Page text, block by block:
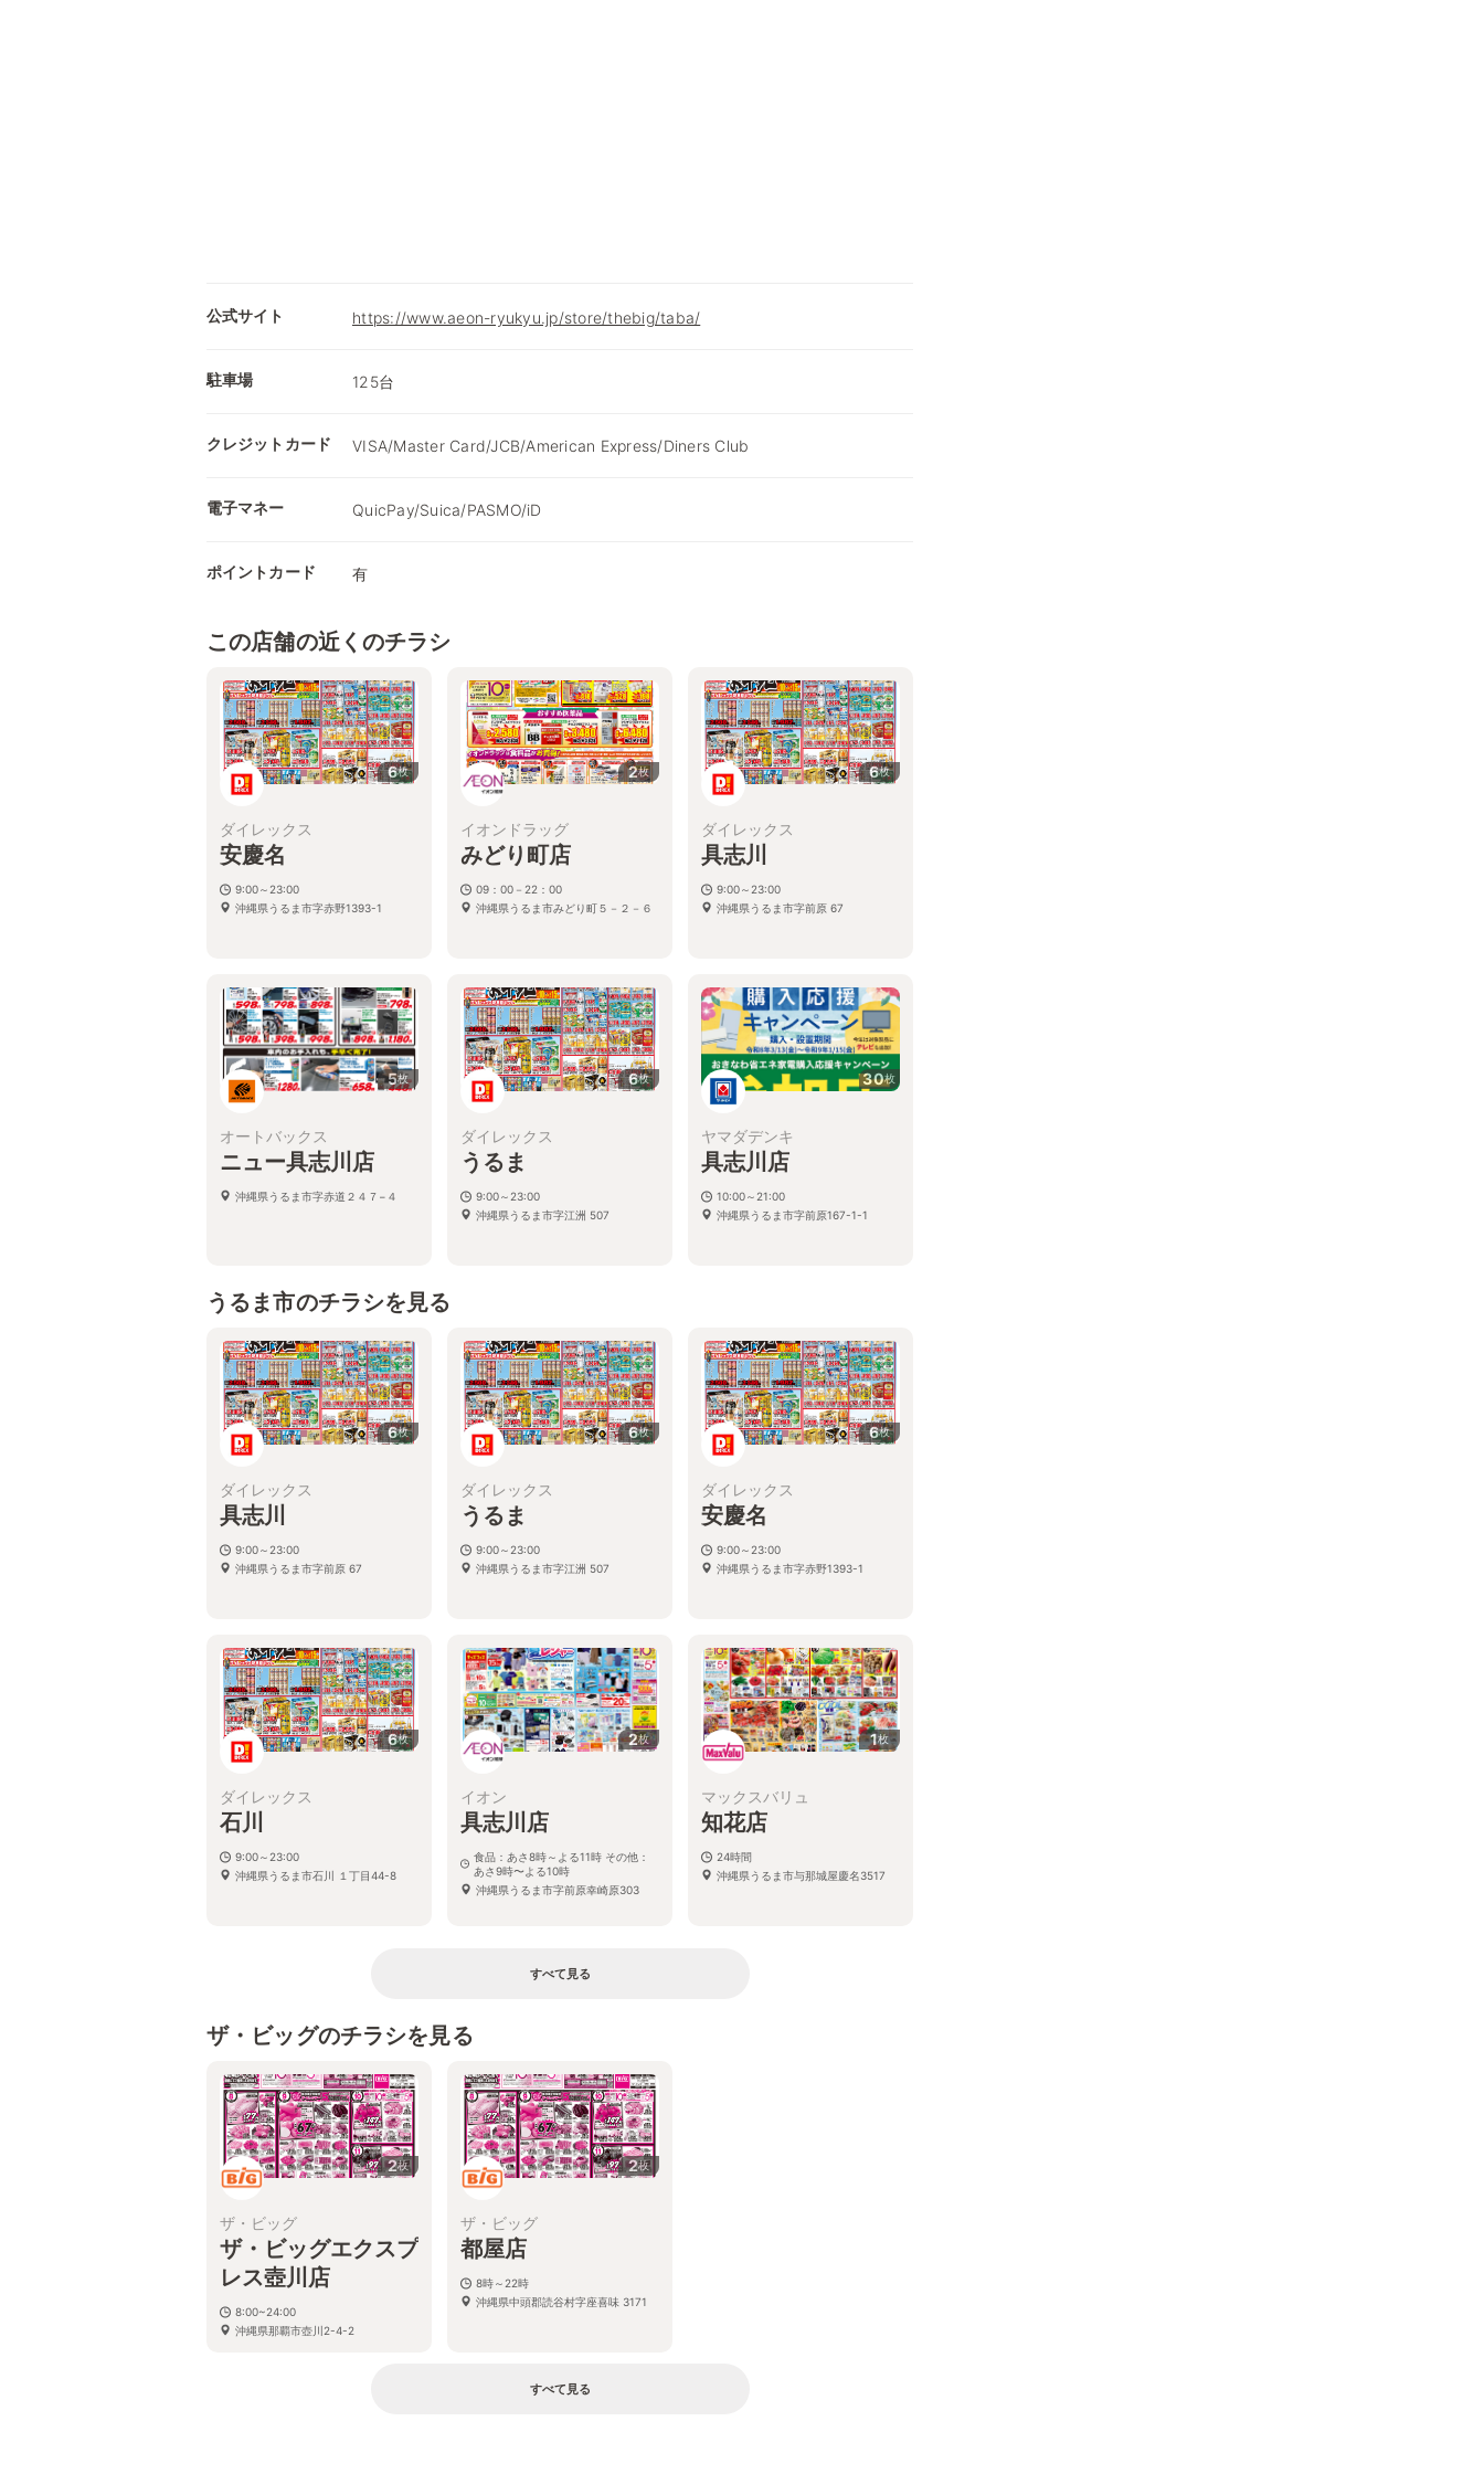
公式サイト https://www.aeon-ryukyu.jp/store/thebig/taba/
駐車場 125台
クレジットカード VISA/Master Card/JCB/American Express/Diners Club
電子マネー QuicPay/Suica/PASMO/iD
ポイントカード 有
この店舗の近くのチラシ
6枚
ダイレックス
安慶名
9:00～23:00
沖縄県うるま市字赤野1393-1
2枚
イオンドラッグ
みどり町店
09：00－22：00
沖縄県うるま市みどり町５－２－６
6枚
ダイレックス
具志川
9:00～23:00
沖縄県うるま市字前原 67
5枚
オートバックス
ニュー具志川店
沖縄県うるま市字赤道２４７−４
6枚
ダイレックス
うるま
9:00～23:00
沖縄県うるま市字江洲 507
30枚
ヤマダデンキ
具志川店
10:00～21:00
沖縄県うるま市字前原167-1-1
うるま市のチラシを見る
6枚
ダイレックス
具志川
9:00～23:00
沖縄県うるま市字前原 67
6枚
ダイレックス
うるま
9:00～23:00
沖縄県うるま市字江洲 507
6枚
ダイレックス
安慶名
9:00～23:00
沖縄県うるま市字赤野1393-1
6枚
ダイレックス
石川
9:00～23:00
沖縄県うるま市石川 １丁目44-8
2枚
イオン
具志川店
食品：あさ8時～よる11時 その他：
あさ9時〜よる10時
沖縄県うるま市字前原幸崎原303
1枚
マックスバリュ
知花店
24時間
沖縄県うるま市与那城屋慶名3517
すべて見る
ザ・ビッグのチラシを見る
2枚
ザ・ビッグ
ザ・ビッグエクスプ
レス壺川店
8:00~24:00
沖縄県那覇市壺川2-4-2
2枚
ザ・ビッグ
都屋店
8時～22時
沖縄県中頭郡読谷村字座喜味 3171
すべて見る